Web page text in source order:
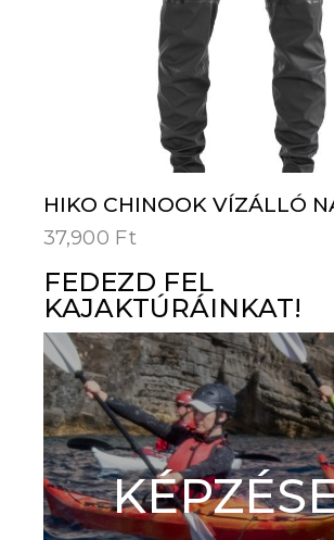
HIKO CHINOOK VÍZÁLLÓ
37,900 Ft
FEDEZD FEL
KAJAKTÚRÁINKAT!